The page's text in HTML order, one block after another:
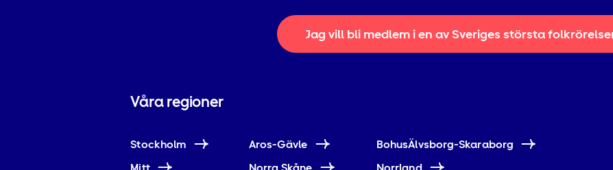
Jag vill bli medlem i en av Sveriges största
Våra regioner
Stockholm Aros-Gävle
BohusÄlvsborg-Skaraborg